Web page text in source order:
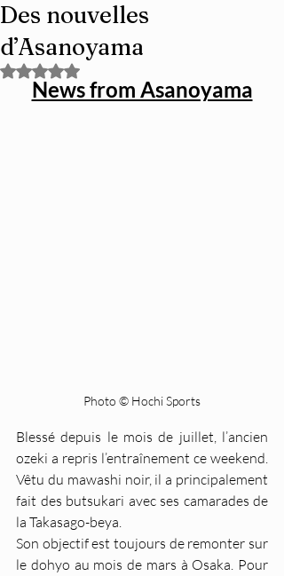
Des nouvelles
d’Asanoyama
Noté NaN étoiles sur 5.
News from Asanoyama
Photo © Hochi Sports
Blessé depuis le mois de juillet, l’ancien
ozeki a repris l’entraînement ce weekend.
Vêtu du mawashi noir, il a principalement
fait des butsukari avec ses camarades de
la Takasago-beya.
Son objectif est toujours de remonter sur
le dohyo au mois de mars à Osaka. Pour